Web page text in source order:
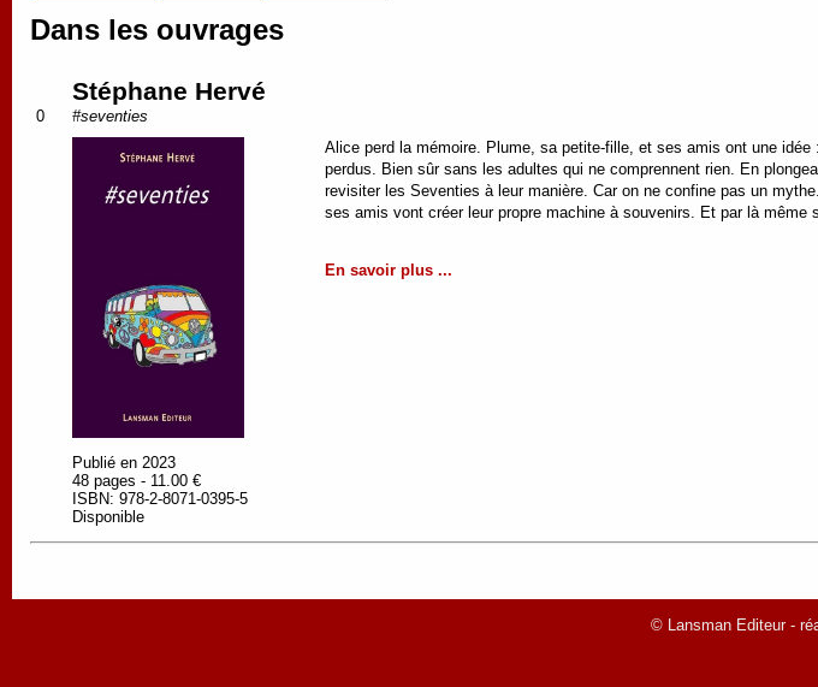
Dans les ouvrages
0
Stéphane Hervé
#seventies
Publié en 2023
48 pages - 11.00 €
ISBN: 978-2-8071-0395-5
Disponible
Alice perd la mémoire. Plume, sa petite-fille, et ses amis ont une
perdus. Bien sûr sans les adultes qui ne comprennent rien. En
revisiter les Seventies à leur manière. Car on ne confine pas un
ses amis vont créer leur propre machine à souvenirs. Et par là
En savoir plus ...
© Lansman Editeur -